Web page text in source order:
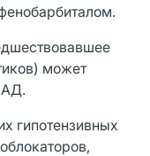
может
АД.
гипотензивных